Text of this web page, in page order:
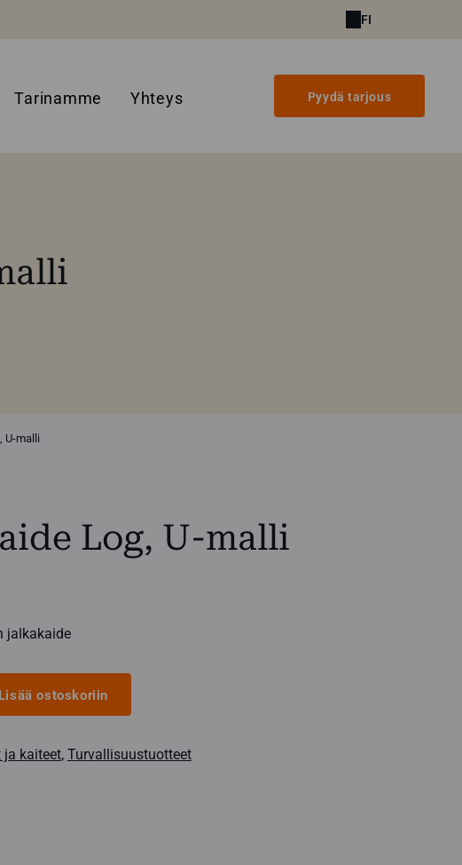
FI
Tarinamme Yhteys Pyydä tarjous
U-malli
Log, U-malli
jalkakaide
Lisää ostoskoriin
ja kaiteet, Turvallisuustuotteet